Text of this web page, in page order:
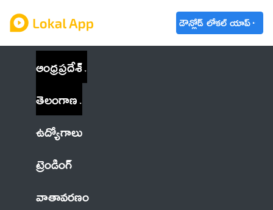
డౌన్లోడ్ లోకల్ యాప్
ఆంధ్రప్రదేశ్
తెలంగాణ
ఉద్యోగాలు
ట్రెండింగ్
వాతావరణం